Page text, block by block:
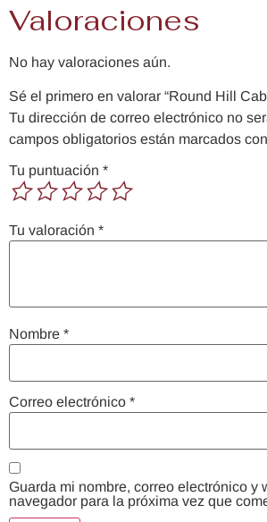
Valoraciones
No hay valoraciones aún.
Sé el primero en valorar “Round Hill
Tu dirección de correo electrónico no
campos obligatorios están marcados con
Tu puntuación *
Tu valoración *
Nombre *
Correo electrónico *
Guarda mi nombre, correo electrónico y
navegador para la próxima vez que